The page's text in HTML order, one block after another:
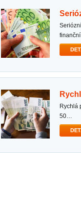
seriózní nabídka půjčky na vánoční večírek dobrý den, abych vám pomohl překonat různé
rychlá pùjèka komukoliv v nouzi dobrý den, jsem fyzická osoba schopná poskytovat úvìry ve výši
50…